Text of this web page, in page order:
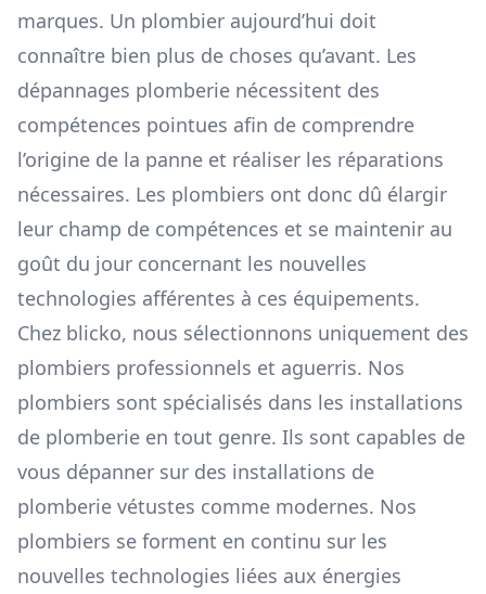
marques. Un plombier aujourd’hui doit
connaître bien plus de choses qu’avant. Les
dépannages plomberie nécessitent des
compétences pointues afin de comprendre
l’origine de la panne et réaliser les réparations
nécessaires. Les plombiers ont donc dû élargir
leur champ de compétences et se maintenir au
goût du jour concernant les nouvelles
technologies afférentes à ces équipements.
Chez blicko, nous sélectionnons uniquement des
plombiers professionnels et aguerris. Nos
plombiers sont spécialisés dans les installations
de plomberie en tout genre. Ils sont capables de
vous dépanner sur des installations de
plomberie vétustes comme modernes. Nos
plombiers se forment en continu sur les
nouvelles technologies liées aux énergies